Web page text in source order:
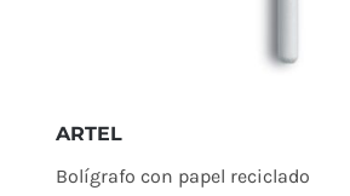
ARTEL
Bolígrafo con papel reciclado